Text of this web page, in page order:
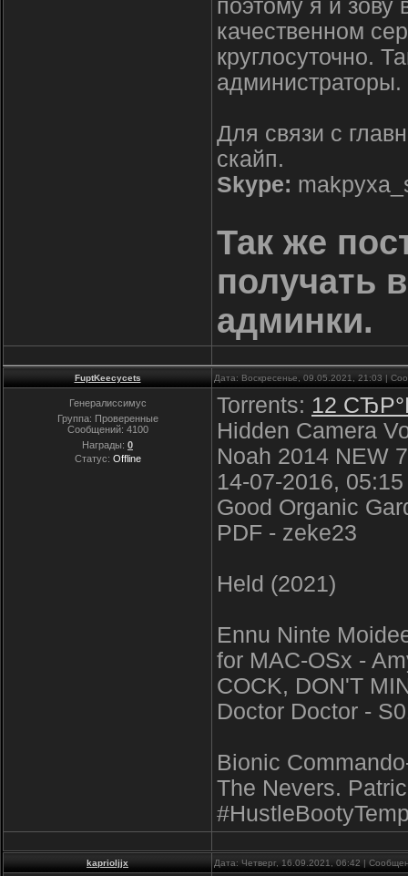
поэтому я и зову
качественном
круглосуточно.
администраторы.
Для связи с
скайп.
Skype:
Так же
получать
админки.
FuptKeecycets Дата: Воскресенье, 09.05.2021, 21:03 |
Генералиссимус
Группа: Проверенные
Сообщений: 4100
Награды: 0
Статус: Offline
Torrents: 12
Hidden Camera
Noah 2014 NEW
14-07-2016, 05:15
Good Organic
PDF - zeke23
Held (2021)
Ennu Ninte
for MAC-OSx -
COCK, DON'T
Doctor Doctor -
Bionic
The Nevers.
kaprioljjx Дата: Четверг, 16.09.2021, 06:42 |